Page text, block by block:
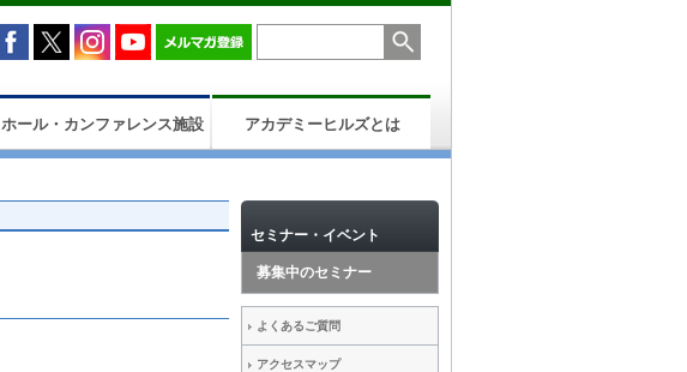
ホール・カンファレンス施設 アカデミーヒルズとは
セミナー・イベント
募集中のセミナー
よくあるご質問
アクセスマップ